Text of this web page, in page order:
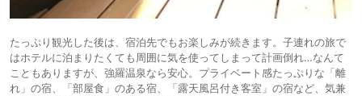
たっぷり観光した後は、宿泊先でもお楽しみが続きます。子連れの旅で
はホテルに泊まりたくても周囲に気を使ってしまって計画倒れ…なんて
こともありますが、強羅温泉なら安心。プライベート感たっぷりな「離
れ」の宿、「部屋食」のある宿、「露天風呂付き客室」の宿など、気兼